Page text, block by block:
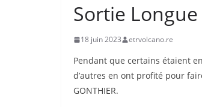
Sortie
18 juin 2023 etrvolcano.re
Pendant que certains étaient
d’autres en ont profité pour
GONTHIER.